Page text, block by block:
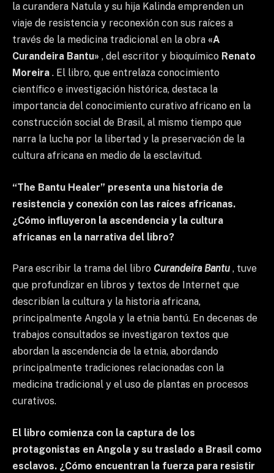
la curandera Natula y su hija Kalinda emprenden un
viaje de resistencia y reconexión con sus raíces a
través de la medicina tradicional en la obra «A
Curandeira Bantu» , del escritor y bioquímico Renato
Moreira . El libro, que entrelaza conocimiento
científico e investigación histórica, destaca la
importancia del conocimiento curativo africano en la
construcción social de Brasil, al mismo tiempo que
narra la lucha por la libertad y la preservación de la
cultura africana en medio de la esclavitud.
“The Bantu Healer” presenta una historia de
resistencia y conexión con las raíces africanas.
¿Cómo influyeron la ascendencia y la cultura
africanas en la narrativa del libro?
Para escribir la trama del libro Curandeira Bantu , tuve
que profundizar en libros y textos de Internet que
describían la cultura y la historia africana,
principalmente Angola y la etnia bantú. En decenas de
trabajos consultados se investigaron textos que
abordan la ascendencia de la etnia, abordando
principalmente tradiciones relacionadas con la
medicina tradicional y el uso de plantas en procesos
curativos.
El libro comienza con la captura de los
protagonistas en Angola y su traslado a Brasil como
esclavos. ¿Cómo encuentran la fuerza para resistir